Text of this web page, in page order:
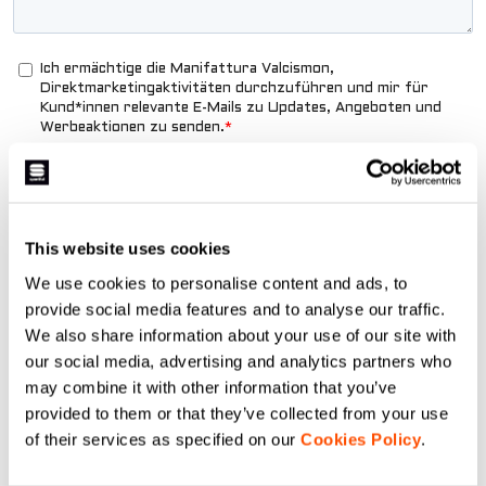
This website uses cookies
We use cookies to personalise content and ads, to
provide social media features and to analyse our traffic.
We also share information about your use of our site with
our social media, advertising and analytics partners who
may combine it with other information that you’ve
provided to them or that they’ve collected from your use
of their services as specified on our Cookies Policy.